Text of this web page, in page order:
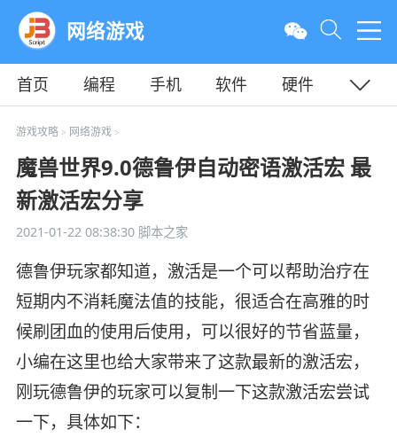
网络游戏
首页 编程 手机 软件
硬件
教程
平面
游戏攻略> 网络游戏>
魔兽世界9.0德鲁伊自动密语激活宏 最
新激活宏分享
2021-01-22 08:38:30脚本之家
德鲁伊玩家都知道，激活是一个可以帮助治疗在
短期内不消耗魔法值的技能，很适合在高雅的时
候刷团血的使用后使用，可以很好的节省蓝量，
小编在这里也给大家带来了这款最新的激活宏，
刚玩德鲁伊的玩家可以复制一下这款激活宏尝试
一下，具体如下：